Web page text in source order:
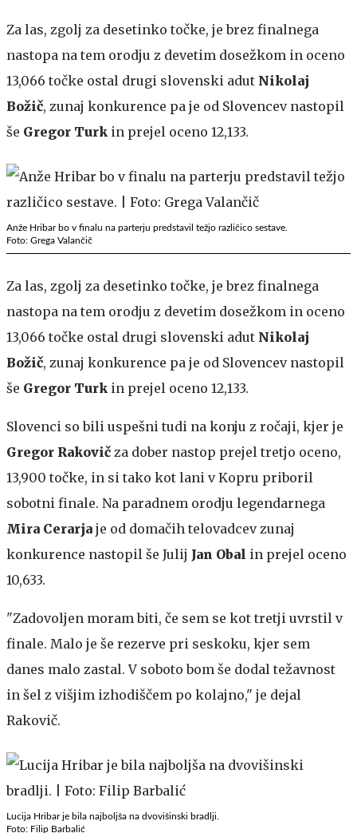
Za las, zgolj za desetinko točke, je brez finalnega
nastopa na tem orodju z devetim dosežkom in oceno
13,066 točke ostal drugi slovenski adut Nikolaj
Božič, zunaj konkurence pa je od Slovencev nastopil
še Gregor Turk in prejel oceno 12,133.
Anže Hribar bo v finalu na parterju predstavil težjo različico sestave.
Foto: Grega Valančič
Za las, zgolj za desetinko točke, je brez finalnega
nastopa na tem orodju z devetim dosežkom in oceno
13,066 točke ostal drugi slovenski adut Nikolaj
Božič, zunaj konkurence pa je od Slovencev nastopil
še Gregor Turk in prejel oceno 12,133.
Slovenci so bili uspešni tudi na konju z ročaji, kjer je
Gregor Rakovič za dober nastop prejel tretjo oceno,
13,900 točke, in si tako kot lani v Kopru priboril
sobotni finale. Na paradnem orodju legendarnega
Mira Cerarja je od domačih telovadcev zunaj
konkurence nastopil še Julij Jan Obal in prejel oceno
10,633.
"Zadovoljen moram biti, če sem se kot tretji uvrstil v
finale. Malo je še rezerve pri seskoku, kjer sem
danes malo zastal. V soboto bom še dodal težavnost
in šel z višjim izhodiščem po kolajno," je dejal
Rakovič.
Lucija Hribar je bila najboljša na dvovišinski bradlji.
Foto: Filip Barbalić